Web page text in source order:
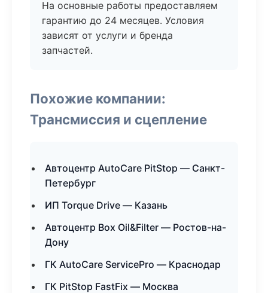
На основные работы предоставляем
гарантию до 24 месяцев. Условия
зависят от услуги и бренда
запчастей.
Похожие компании:
Трансмиссия и сцепление
Автоцентр AutoCare PitStop — Санкт-
Петербург
ИП Torque Drive — Казань
Автоцентр Box Oil&Filter — Ростов-на-
Дону
ГК AutoCare ServicePro — Краснодар
ГК PitStop FastFix — Москва